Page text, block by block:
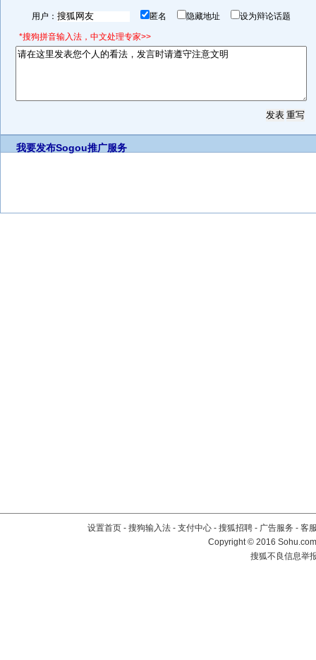
用户： 匿名 隐藏地址 设为辩论话题
*搜狗拼音输入法，中文处理专家>>
我要发布Sogou推广服务
设置首页 - 搜狗输入法 - 支付中心 - 搜狐招聘 - 广告服务 - 客
Copyright©2016
搜狐不良信息举